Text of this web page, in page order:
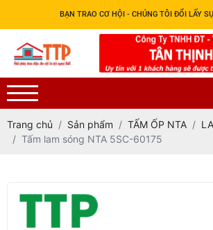
BẠN TRAO CƠ HỘI - CHÚNG TÔI ĐỔI LẤY
Trang chủ Sản phẩm TẤM ỐP NTA
Tấm lam sóng NTA 5SC-60175